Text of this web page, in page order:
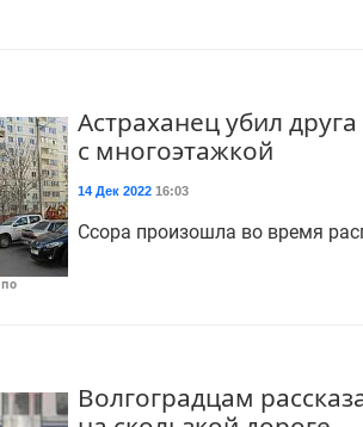
Астраханец убил
с многоэтажкой
14 Дек 2022 16:03
Ссора произошла во время
Волгоградцам